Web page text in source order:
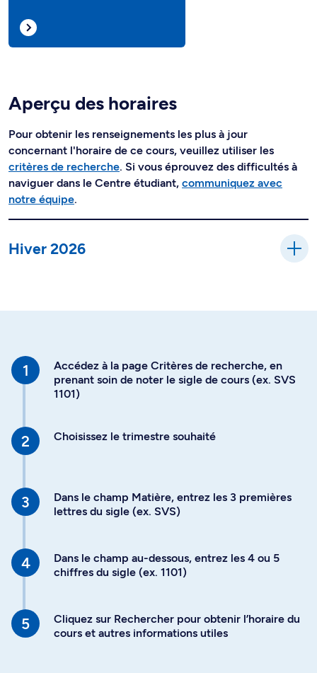
Aperçu des horaires
Pour obtenir les renseignements les plus à jour
concernant l'horaire de ce cours, veuillez utiliser les
critères de recherche. Si vous éprouvez des difficultés à
naviguer dans le Centre étudiant, communiquez avec
notre équipe.
Hiver 2026
Accédez à la page Critères de recherche, en
prenant soin de noter le sigle de cours (ex. SVS
1101)
Choisissez le trimestre souhaité
Dans le champ Matière, entrez les 3 premières
lettres du sigle (ex. SVS)
Dans le champ au-dessous, entrez les 4 ou 5
chiffres du sigle (ex. 1101)
Cliquez sur Rechercher pour obtenir l’horaire du
cours et autres informations utiles